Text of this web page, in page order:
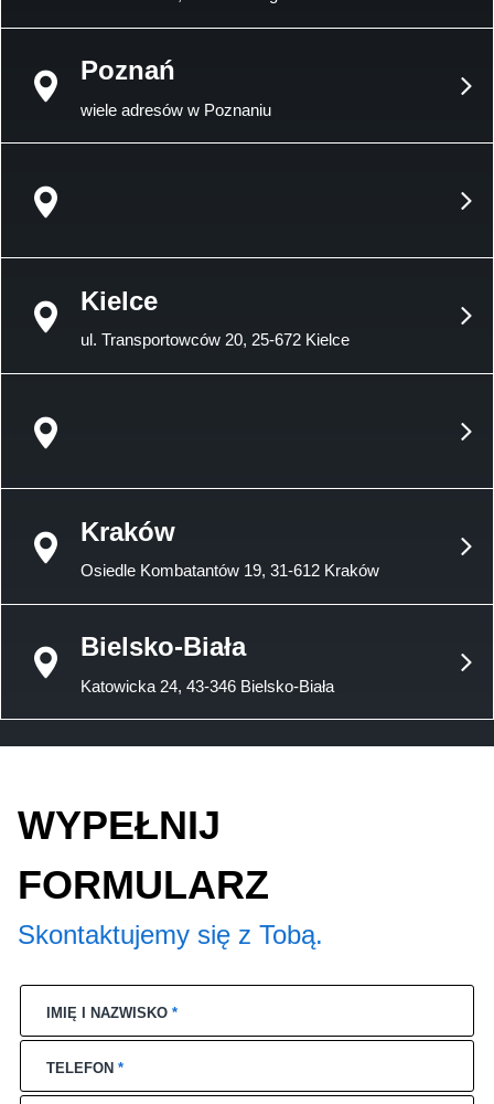
Poznań
wiele adresów w Poznaniu
Kielce
ul. Transportowców 20, 25-672 Kielce
Kraków
Osiedle Kombatantów 19, 31-612 Kraków
Bielsko-Biała
Katowicka 24, 43-346 Bielsko-Biała
WYPEŁNIJ
FORMULARZ
Skontaktujemy się z Tobą.
IMIĘ I NAZWISKO *
TELEFON *